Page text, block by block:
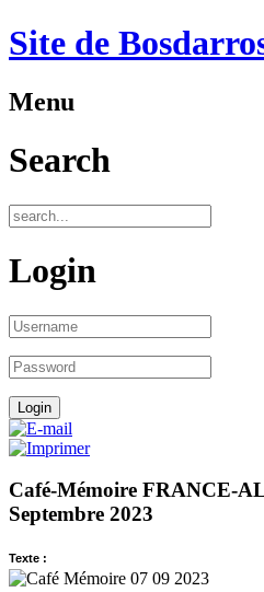
Site de
Menu
Search
Login
Café-Mémoire FRANCE-
Septembre 2023
Texte :